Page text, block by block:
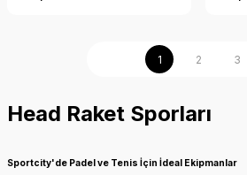
1 2 3
Head Raket Sporları
Sportcity'de Padel ve Tenis İçin İdeal Ekipmanlar